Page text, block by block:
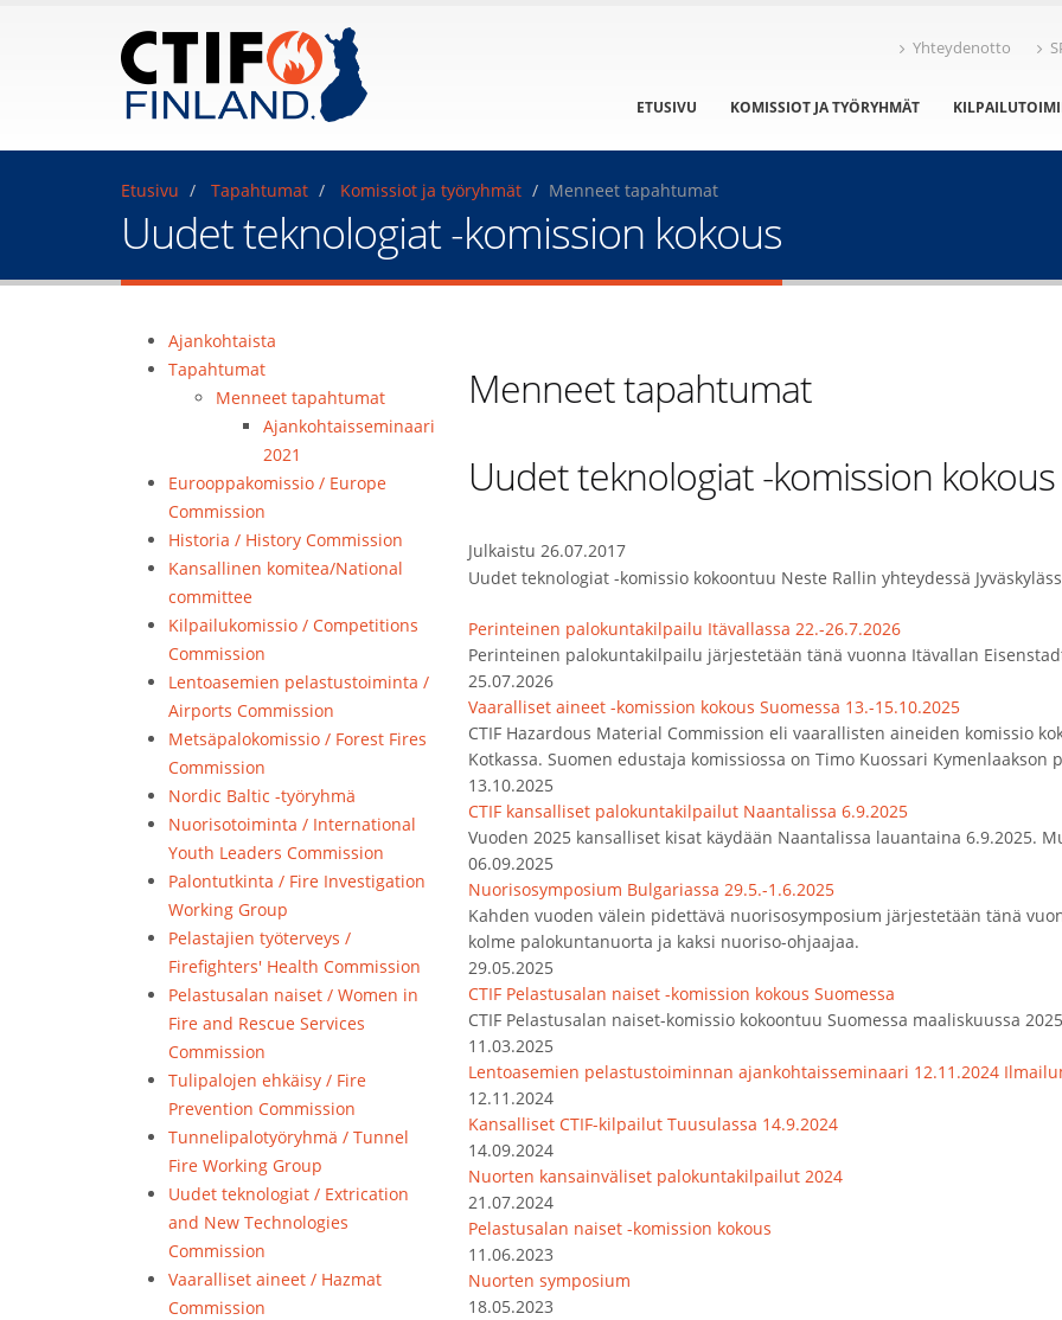
Yhteydenotto
ETUSIVU KOMISSIOT JA TYÖRYHMÄT
Etusivu Tapahtumat Komissiot ja työryhmät Menneet tapahtumat
Uudet teknologiat -komission kokous
Ajankohtaista
Tapahtumat
Menneet tapahtumat
Ajankohtaisseminaari
2021
Eurooppakomissio / Europe
Commission
Historia / History Commission
Kansallinen komitea/National
committee
Kilpailukomissio / Competitions
Commission
Lentoasemien pelastustoiminta /
Airports Commission
Metsäpalokomissio / Forest Fires
Commission
Nordic Baltic -työryhmä
Nuorisotoiminta / International
Youth Leaders Commission
Palontutkinta / Fire Investigation
Working Group
Pelastajien työterveys /
Firefighters' Health Commission
Pelastusalan naiset / Women in
Fire and Rescue Services
Commission
Tulipalojen ehkäisy / Fire
Prevention Commission
Tunnelipalotyöryhmä / Tunnel
Fire Working Group
Uudet teknologiat / Extrication
and New Technologies
Commission
Vaaralliset aineet / Hazmat
Commission
Menneet tapahtumat
Uudet teknologiat -komission kokous
Julkaistu 26.07.2017
Uudet teknologiat -komissio kokoontuu Neste Rallin yhteydessä
Perinteinen palokuntakilpailu Itävallassa 22.-26.7.2026
Perinteinen palokuntakilpailu järjestetään tänä vuonna Itävallan
25.07.2026
Vaaralliset aineet -komission kokous Suomessa 13.-15.10.2025
CTIF Hazardous Material Commission eli vaarallisten aineiden komissio
Kotkassa. Suomen edustaja komissiossa on Timo Kuossari Kymenlaakson
13.10.2025
CTIF kansalliset palokuntakilpailut Naantalissa 6.9.2025
Vuoden 2025 kansalliset kisat käydään Naantalissa lauantaina 6.9.2025.
06.09.2025
Nuorisosymposium Bulgariassa 29.5.-1.6.2025
Kahden vuoden välein pidettävä nuorisosymposium järjestetään tänä
kolme palokuntanuorta ja kaksi nuoriso-ohjaajaa.
29.05.2025
CTIF Pelastusalan naiset -komission kokous Suomessa
CTIF Pelastusalan naiset-komissio kokoontuu Suomessa maaliskuussa
11.03.2025
Lentoasemien pelastustoiminnan ajankohtaisseminaari 12.11.2024
12.11.2024
Kansalliset CTIF-kilpailut Tuusulassa 14.9.2024
14.09.2024
Nuorten kansainväliset palokuntakilpailut 2024
21.07.2024
Pelastusalan naiset -komission kokous
11.06.2023
Nuorten symposium
18.05.2023